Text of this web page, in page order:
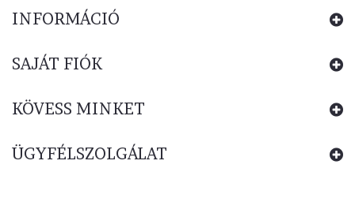
INFORMÁCIÓ
SAJÁT FIÓK
KÖVESS MINKET
ÜGYFÉLSZOLGÁLAT